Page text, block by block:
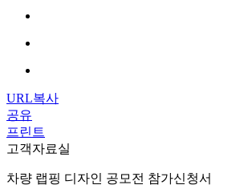
URL복사
공유
프린트
고객자료실
차량 랩핑 디자인 공모전 참가신청서